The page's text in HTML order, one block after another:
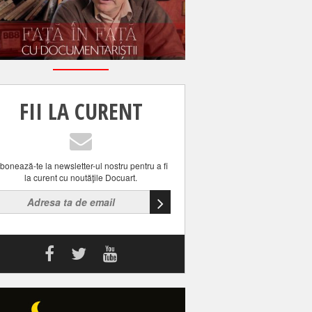
FII LA CURENT
te la newsletter-ul nostru pentru a fi
la curent cu noutăţile Docuart.